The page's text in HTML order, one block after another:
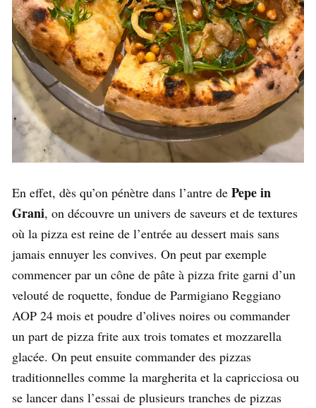
En effet, dès qu’on pénètre dans l’antre de Pepe in
Grani, on découvre un univers de saveurs et de textures
où la pizza est reine de l’entrée au dessert mais sans
jamais ennuyer les convives. On peut par exemple
commencer par un cône de pâte à pizza frite garni d’un
velouté de roquette, fondue de Parmigiano Reggiano
AOP 24 mois et poudre d’olives noires ou commander
un part de pizza frite aux trois tomates et mozzarella
glacée. On peut ensuite commander des pizzas
traditionnelles comme la margherita et la capricciosa ou
se lancer dans l’essai de plusieurs tranches de pizzas